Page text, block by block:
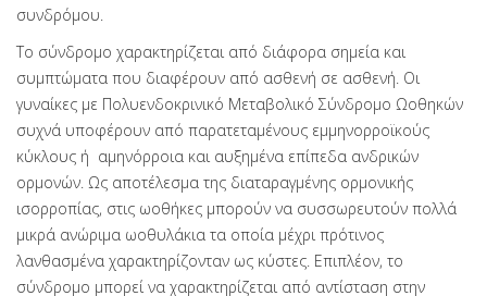
συνδρόμου.
Το σύνδρομο χαρακτηρίζεται από διάφορα σημεία και
συμπτώματα που διαφέρουν από ασθενή σε ασθενή. Οι
γυναίκες με Πολυενδοκρινικό Μεταβολικό Σύνδρομο Ωοθηκών
συχνά υποφέρουν από παρατεταμένους εμμηνορροϊκούς
κύκλους ή αμηνόρροια και αυξημένα επίπεδα ανδρικών
ορμονών. Ως αποτέλεσμα της διαταραγμένης ορμονικής
ισορροπίας, στις ωοθήκες μπορούν να συσσωρευτούν πολλά
μικρά ανώριμα ωοθυλάκια τα οποία μέχρι πρότινος
λανθασμένα χαρακτηρίζονταν ως κύστες. Επιπλέον, το
σύνδρομο μπορεί να χαρακτηρίζεται από αντίσταση στην